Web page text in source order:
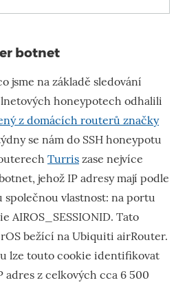
botnet
jsme na základě sledování
honeypotech odhalili
z domácích routerů značky
se nám do SSH honeypotu
Turris zase nejvíce
jehož IP adresy mají podle
společnou vlastnost: na portu
AIROS_SESSIONID. Tato
bežící na Ubiquiti airRouter.
lze touto cookie identifikovat
adres z celkových cca 6 500